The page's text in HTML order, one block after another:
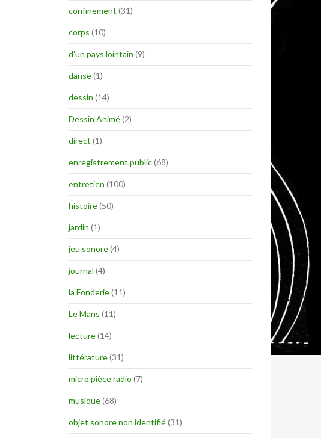
confinement (31)
corps (10)
d'un pays lointain (9)
danse(1)
dessin (14)
Dessin Animé(2)
direct (1)
enregistrement public(68)
entretien (100)
histoire(50)
jardin (1)
jeu sonore(4)
journal (4)
la Fonderie(11)
Le Mans (11)
lecture(14)
littérature(31)
micro pièce radio (7)
musique(68)
objet sonore non identifié(31)